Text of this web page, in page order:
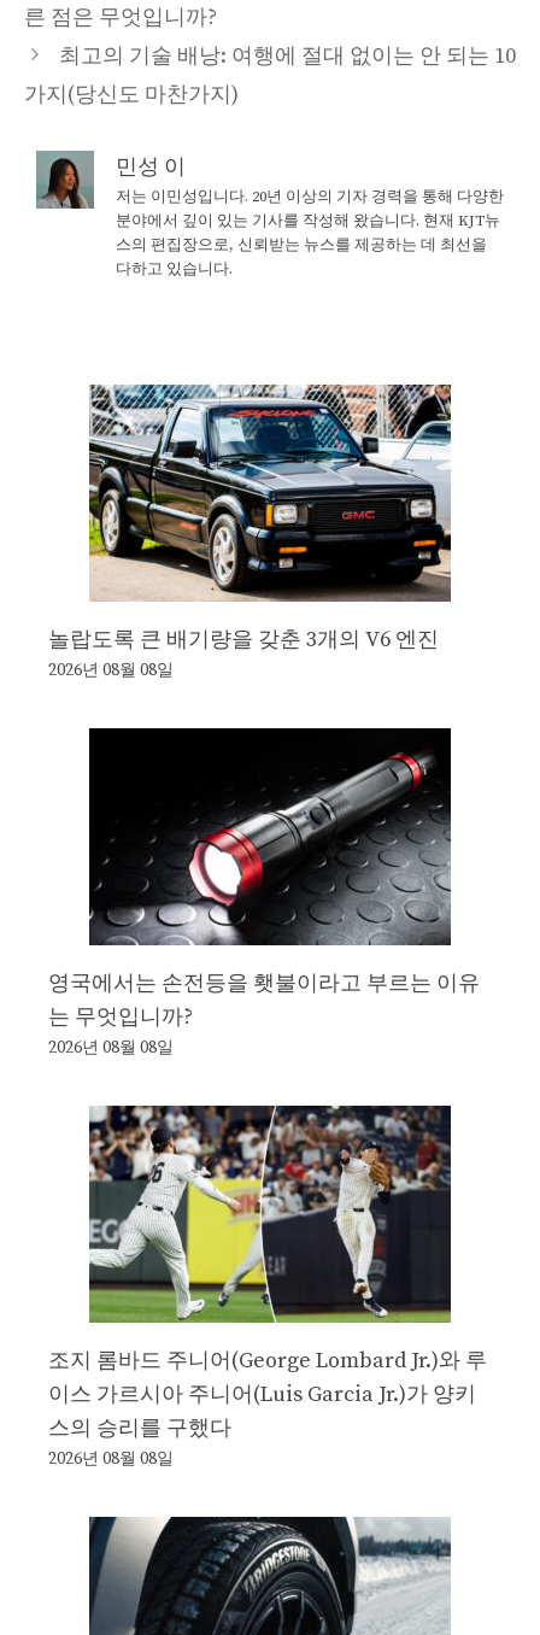
른 점은 무엇입니까?
최고의 기술 배낭: 여행에 절대 없이는 안 되는 10
가지(당신도 마찬가지)
민성 이
저는 이민성입니다. 20년 이상의 기자 경력을 통해 다양한
분야에서 깊이 있는 기사를 작성해 왔습니다. 현재 KJT뉴
스의 편집장으로, 신뢰받는 뉴스를 제공하는 데 최선을
다하고 있습니다.
놀랍도록 큰 배기량을 갖춘 3개의 V6 엔진
2026년 08월 08일
영국에서는 손전등을 횃불이라고 부르는 이유
는 무엇입니까?
2026년 08월 08일
조지 롬바드 주니어(George Lombard Jr.)와 루
이스 가르시아 주니어(Luis Garcia Jr.)가 양키
스의 승리를 구했다
2026년 08월 08일